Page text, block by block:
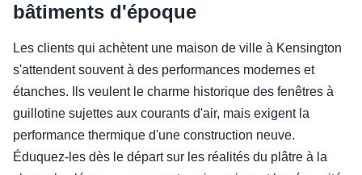
bâtiments d'époque
Les clients qui achètent une maison de ville à Kensington
s'attendent souvent à des performances modernes et
étanches. Ils veulent le charme historique des fenêtres à
guillotine sujettes aux courants d'air, mais exigent la
performance thermique d'une construction neuve.
Éduquez-les dès le départ sur les réalités du plâtre à la